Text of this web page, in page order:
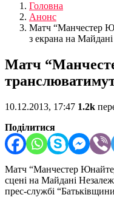
Головна
Анонс
Матч “Манчестер
з екрана на Майдані
Матч
10.12.2013, 17:47 1.2k
Поділитися
Матч “Манчестер
сцені на Майдані
прес-службі